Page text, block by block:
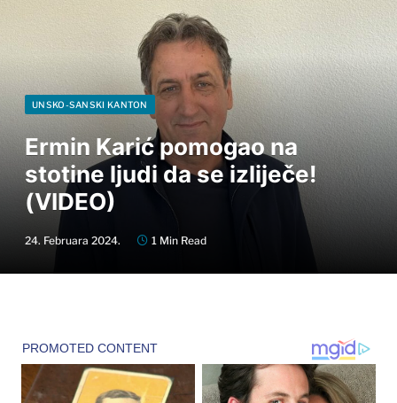
UNSKO-SANSKI KANTON
Ermin Karić pomogao na
stotine ljudi da se izliječe!
(VIDEO)
24. Februara 2024. 1 Min Read